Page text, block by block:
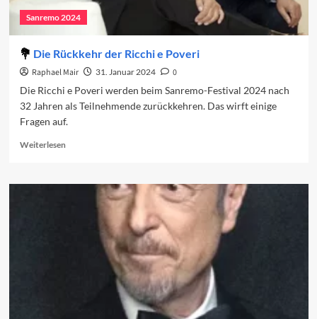
Sanremo 2024
Die Rückkehr der Ricchi e Poveri
Raphael Mair 31. Januar 2024
0
Die Ricchi e Poveri werden beim Sanremo-Festival 2024 nach
32 Jahren als Teilnehmende zurückkehren. Das wirft einige
Fragen auf.
WeiterlesenRead
Die